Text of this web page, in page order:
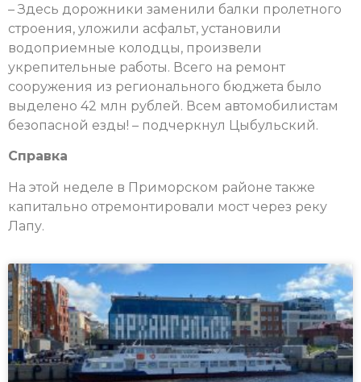
– Здесь дорожники заменили балки пролетного
строения, уложили асфальт, установили
водоприемные колодцы, произвели
укрепительные работы. Всего на ремонт
сооружения из регионального бюджета было
выделено 42 млн рублей. Всем автомобилистам
безопасной езды! – подчеркнул Цыбульский.
Справка
На этой неделе в Приморском районе также
капитально отремонтировали мост через реку
Лапу.